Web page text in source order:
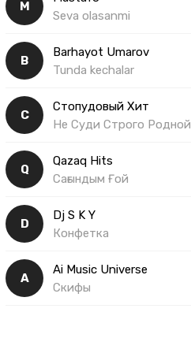
M
Seva olasanmi
B
Barhayot Umarov
Tunda kechalar
С
Стопудовый Хит
Не Суди Строго Родной
Q
Qazaq Hits
Сағындым Ғой
D
Dj S K Y
Конфетка
A
Ai Music Universe
Скифы